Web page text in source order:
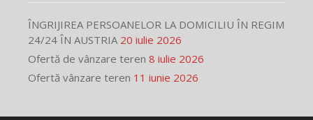
ÎNGRIJIREA PERSOANELOR LA DOMICILIU ÎN REGIM
24/24 ÎN AUSTRIA 20 iulie 2026
Ofertă de vânzare teren 8 iulie 2026
Ofertă vânzare teren 11 iunie 2026